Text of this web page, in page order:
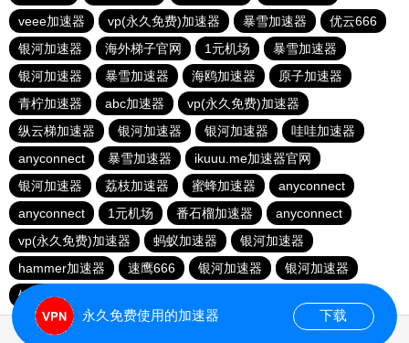
veee加速器
vp(永久免费)加速器 暴雪加速器
优云666
银河加速器
海外梯子官网 1元机场
暴雪加速器
银河加速器
暴雪加速器 海鸥加速器
原子加速器
青柠加速器
abc加速器
vp(永久免费)加速器
纵云梯加速器
银河加速器 银河加速器
哇哇加速器
anyconnect
暴雪加速器
ikuuu.me加速器官网
银河加速器
荔枝加速器 蜜蜂加速器
anyconnect
anyconnect
1元机场 番石榴加速器
anyconnect
vp(永久免费)加速器
蚂蚁加速器
银河加速器
hammer加速器
速鹰666 银河加速器
银河加速器
银河加速器
永久免费使用的加速器 下载